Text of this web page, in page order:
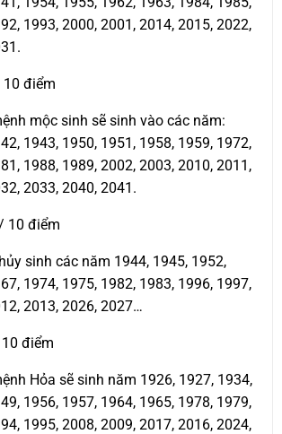
1993, 2000, 2001, 2014, 2015, 2022,
điểm
mộc sinh sẽ sinh vào các năm:
1943, 1950, 1951, 1958, 1959, 1972,
1988, 1989, 2002, 2003, 2010, 2011,
2033, 2040, 2041.
10 điểm
sinh các năm 1944, 1945, 1952,
1974, 1975, 1982, 1983, 1996, 1997,
2013, 2026, 2027…
điểm
Hỏa sẽ sinh năm 1926, 1927, 1934,
1956, 1957, 1964, 1965, 1978, 1979,
1995, 2008, 2009, 2017, 2016, 2024,